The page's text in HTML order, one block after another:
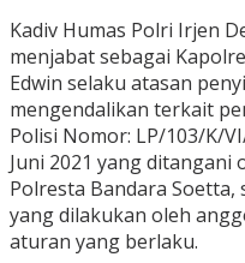
Kadiv Humas Polri Irjen
menjabat sebagai
Edwin selaku atasan
mengendalikan terkait
Polisi Nomor: LP/103/K/
Juni 2021 yang ditangani
Polresta Bandara
yang dilakukan oleh
aturan yang berlaku.